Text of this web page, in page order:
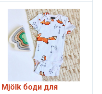
Mjölk боди для